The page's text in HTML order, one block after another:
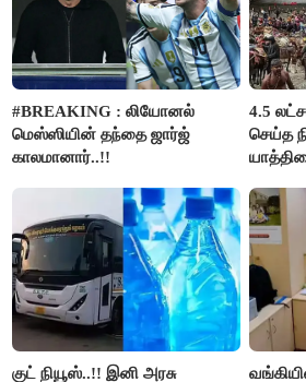
#BREAKING : லியோனல்
மெஸ்ஸியின் தந்தை ஜார்ஜ்
காலமானார்..!!
4.5
செய்த
குட் நியூஸ்..!! இனி அரசு